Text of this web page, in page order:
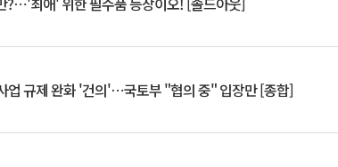
업 규제 완화 '건의'⋯국토부 "협의 중" 입장만 [종합]